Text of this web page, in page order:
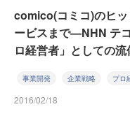
comico(コミコ)のヒ
ービスまで―NHN テ
ロ経営者」としての流
事業開発 企業戦略 プロ
2016/02/18